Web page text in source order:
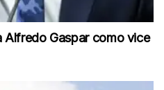
Alfredo Gaspar como vice